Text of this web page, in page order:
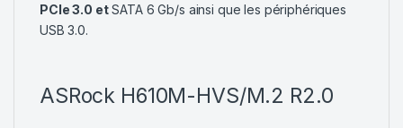
PCIe 3.0 etSATA 6 Gb/s ainsi que les périphériques
USB 3.0.
ASRock H610M-HVS/M.2 R2.0